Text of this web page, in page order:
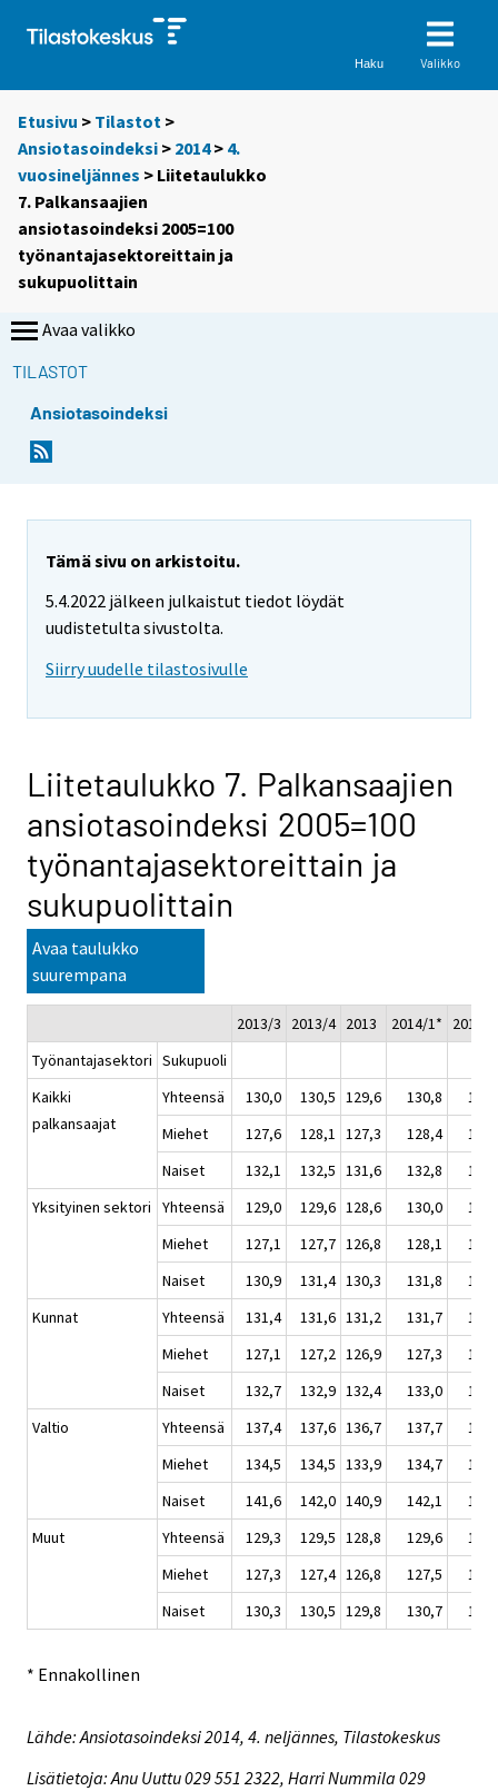
Haku Valikko
Etusivu > Tilastot >
Ansiotasoindeksi > 2014> 4.
vuosineljännes > Liitetaulukko
7. Palkansaajien
ansiotasoindeksi 2005=100
työnantajasektoreittain ja
sukupuolittain
Avaa valikko
TILASTOT
Ansiotasoindeksi
Tämä sivu on arkistoitu.
5.4.2022 jälkeen julkaistut tiedot löydät
uudistetulta sivustolta.
Siirry uudelle tilastosivulle
Liitetaulukko 7. Palkansaajien
ansiotasoindeksi 2005=100
työnantajasektoreittain ja
sukupuolittain
Avaa taulukko
suurempana
2013/3 2013/4 2013 2014/1*
2014/
Työnantajasektori Sukupuoli
Kaikki
palkansaajat
Yhteensä 130,0 130,5 129,6 130,8
Miehet
127,6 128,1 127,3 128,4
Naiset
132,1 132,5 131,6 132,8
Yksityinen sektori
Yhteensä 129,0 129,6 128,6 130,0
Miehet
127,1 127,7 126,8 128,1
Naiset
130,9 131,4 130,3 131,8
Kunnat
Yhteensä 131,4 131,6 131,2 131,7
Miehet
127,1 127,2 126,9 127,3
Naiset
132,7 132,9 132,4 133,0
Valtio
Yhteensä 137,4 137,6 136,7 137,7
Miehet
134,5 134,5 133,9 134,7
Naiset
141,6 142,0 140,9 142,1
Muut
Yhteensä 129,3 129,5 128,8 129,6
Miehet
127,3 127,4 126,8 127,5
Naiset
130,3 130,5 129,8 130,7
* Ennakollinen
Lähde: Ansiotasoindeksi 2014, 4. neljännes, Tilastokeskus
Lisätietoja: Anu Uuttu 029 551 2322, Harri Nummila 029